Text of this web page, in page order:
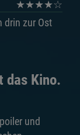
★★★★☆
drin zur Ost
das Kino.
und